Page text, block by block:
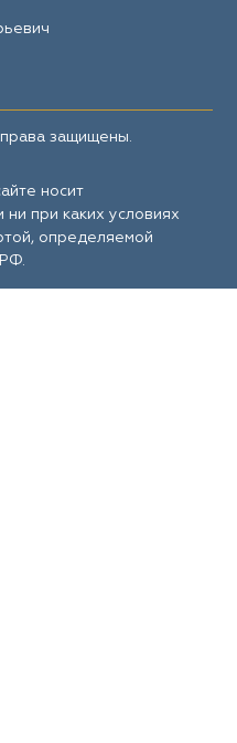
защищены.
носит
при каких условиях
определяемой